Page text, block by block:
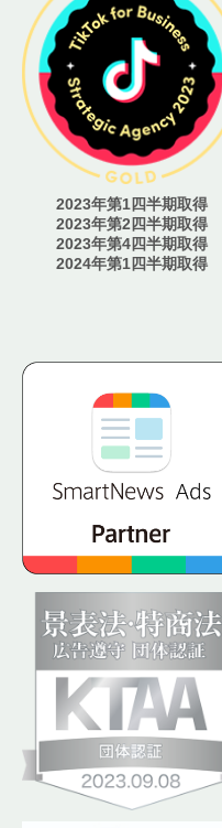
2023年第1四半期取得
2023年第2四半期取得
2023年第4四半期取得
2024年第1四半期取得